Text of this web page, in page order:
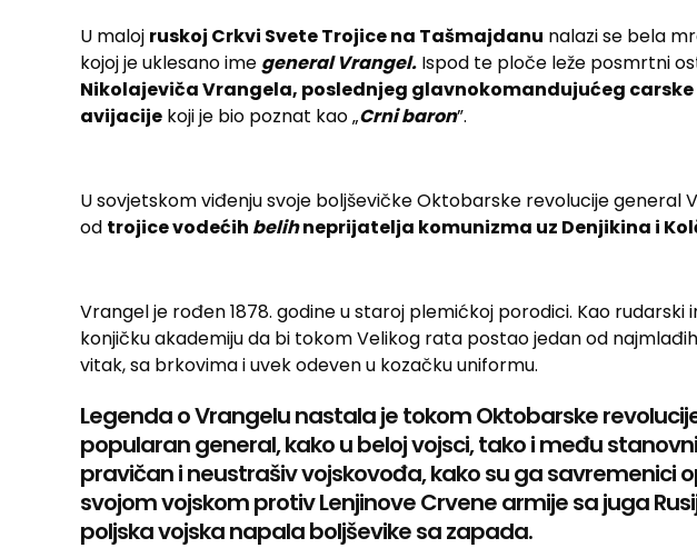
U maloj ruskoj Crkvi Svete Trojice na Tašmajdanu nalazi se bela
kojoj je uklesano ime general Vrangel. Ispod te ploče leže posmrtni
Nikolajeviča Vrangela, poslednjeg glavnokomandujućeg carske
avijacije koji je bio poznat kao „Crni baron”.
U sovjetskom viđenju svoje boljševičke Oktobarske revolucije general
od trojice vodećih belihneprijatelja komunizma uz Denjikina i
Vrangel je rođen 1878. godine u staroj plemićkoj porodici. Kao rudarski
konjičku akademiju da bi tokom Velikog rata postao jedan od
vitak, sa brkovima i uvek odeven u kozačku uniformu.
Legenda o Vrangelu nastala je tokom Oktobarske
popularan general, kako u beloj vojsci, tako i među
pravičan i neustrašiv vojskovođa, kako su ga savremenici
svojom vojskom protiv Lenjinove Crvene armije sa juga
poljska vojska napala boljševike sa zapada.